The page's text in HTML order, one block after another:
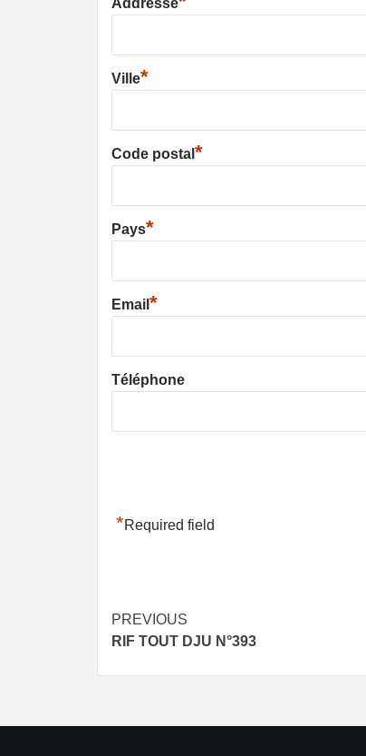
Addresse
Ville*
Code postal *
Pays*
Email *
Téléphone
*Required field
Post
navigation
PREVIOUS
RIF TOUT DJU N°393